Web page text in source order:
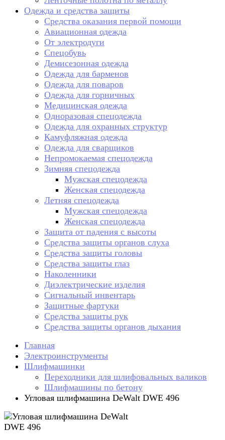
Одежда и средства защиты
Средства оказания первой помощи
Авиационная одежда
От электродуги
Спецобувь
Демисезонная одежда
Одежда для барменов
Одежда для поваров
Одежда для горничных
Медицинская одежда
Одноразовая спецодежда
Одежда для охранных структур
Камуфляжная одежда
Одежда для сварщиков
Непромокаемая спецодежда
Зимняя спецодежда
Мужская спецодежда
Женская спецодежда
Летняя спецодежда
Мужская спецодежда
Женская спецодежда
Защита от падения с высоты
Средства защиты органов слуха
Средства защиты головы
Средства защиты глаз
Наколенники
Диэлектрические изделия
Сигнальный инвентарь
Защитные фартуки
Средства защиты рук
Средства защиты органов дыхания
Главная
Электроинструменты
Шлифмашинки
Переходники для шлифовальных валиков
Шлифмашины по бетону
Угловая шлифмашина DeWalt DWE 496